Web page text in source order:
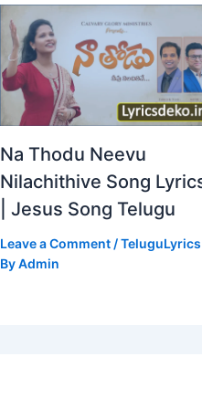
Na Thodu Neevu
Nilachithive Song
| Jesus Song Telugu
Leave a Comment /TeluguLyrics
ByAdmin